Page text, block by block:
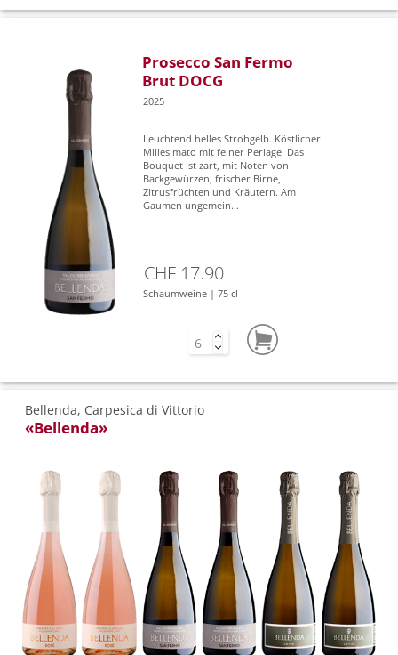
Prosecco San Fermo
Brut DOCG
2025
Leuchtend helles Strohgelb. Köstlicher
Millesimato mit feiner Perlage. Das
Bouquet ist zart, mit Noten von
Backgewürzen, frischer Birne,
Zitrusfrüchten und Kräutern. Am
Gaumen ungemein...
CHF 17.90
Schaumweine | 75 cl
Bellenda, Carpesica di Vittorio
«Bellenda»